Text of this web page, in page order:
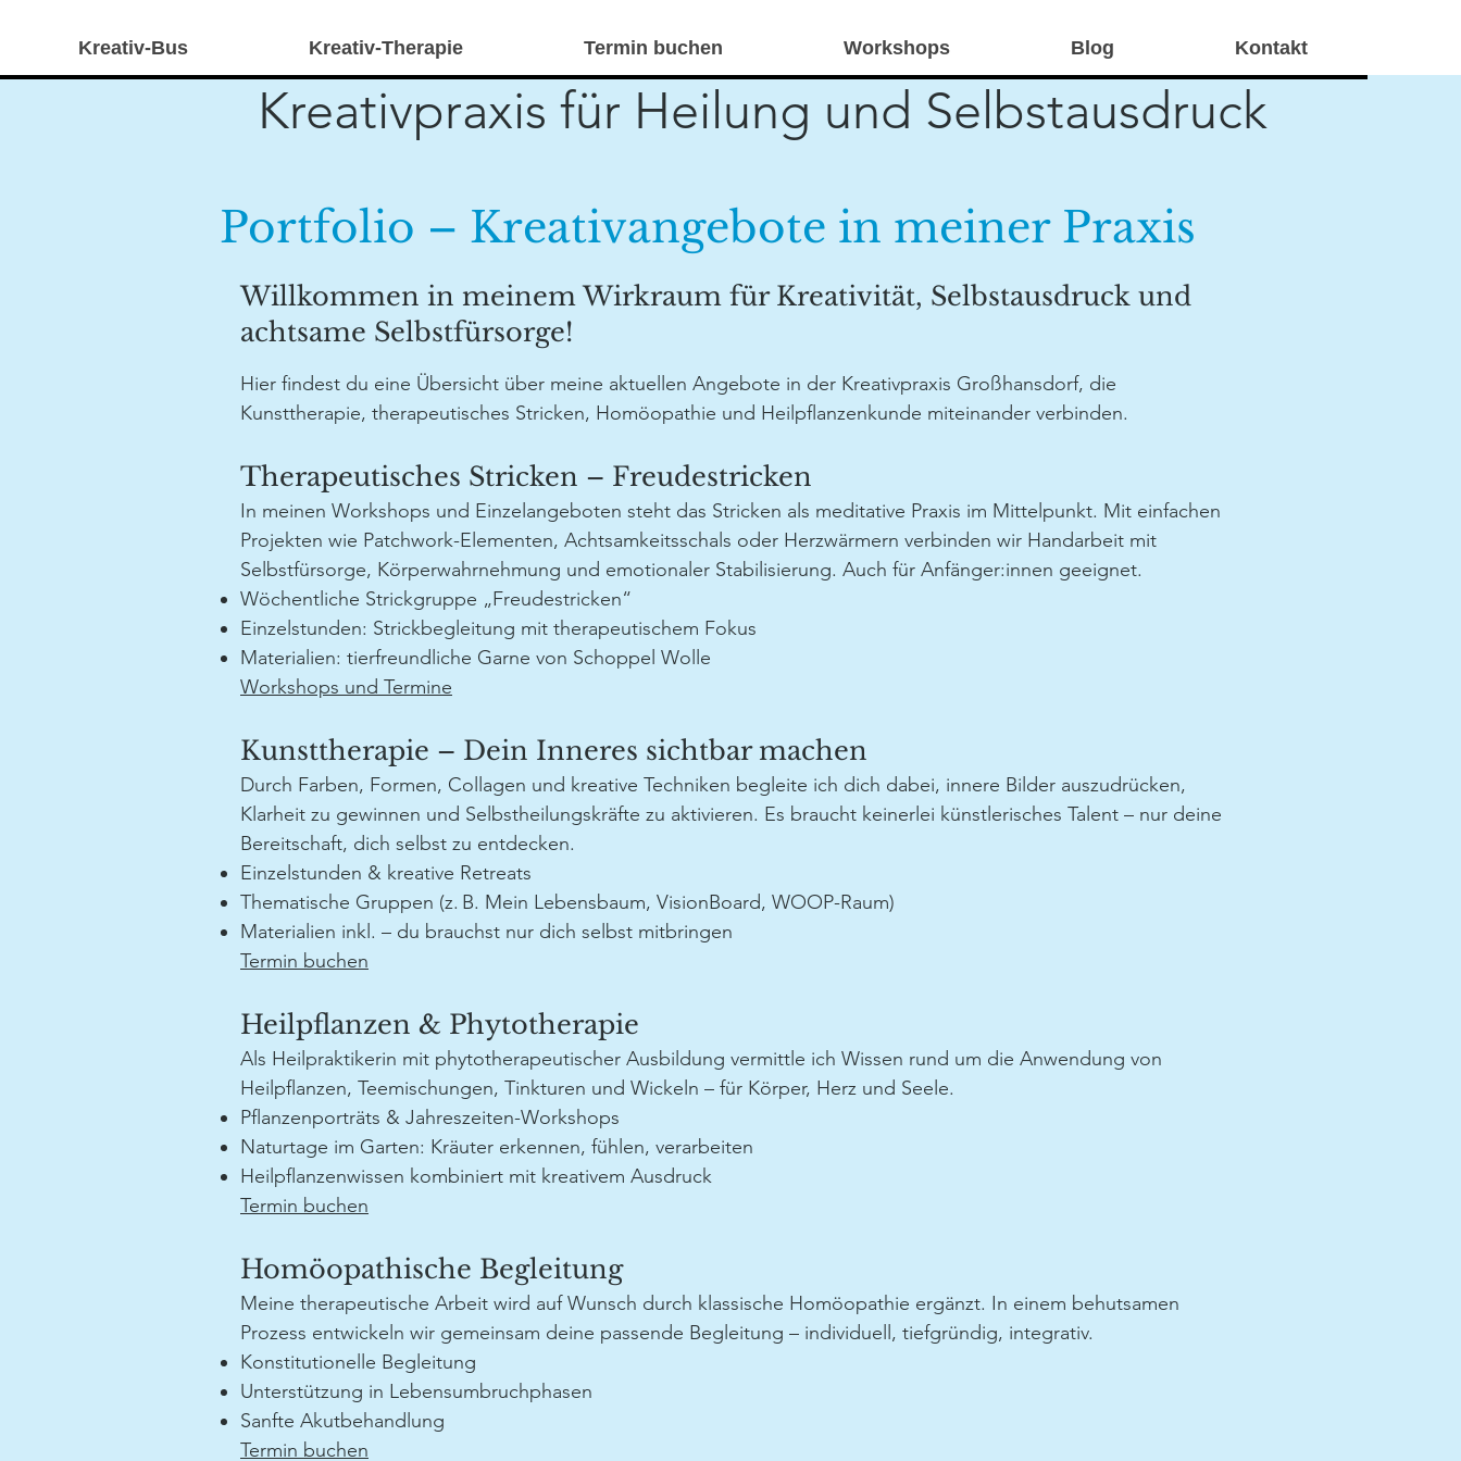
Kreativ-Bus Kreativ-Therapie Termin buchen Workshops Blog Kontakt
Kreativpraxis für Heilung und Selbstausdruck
Portfolio – Kreativangebote in meiner Praxis
Willkommen in meinem Wirkraum für Kreativität, Selbstausdruck und
achtsame Selbstfürsorge!
Hier findest du eine Übersicht über meine aktuellen Angebote in der Kreativpraxis Großhansdorf, die
Kunsttherapie, therapeutisches Stricken, Homöopathie und Heilpflanzenkunde miteinander verbinden.
Therapeutisches Stricken – Freudestricken
In meinen Workshops und Einzelangeboten steht das Stricken als meditative Praxis im Mittelpunkt. Mit einfachen
Projekten wie Patchwork-Elementen, Achtsamkeitsschals oder Herzwärmern verbinden wir Handarbeit mit
Selbstfürsorge, Körperwahrnehmung und emotionaler Stabilisierung. Auch für Anfänger:innen geeignet.
Wöchentliche Strickgruppe „Freudestricken“
Einzelstunden: Strickbegleitung mit therapeutischem Fokus
Materialien: tierfreundliche Garne von Schoppel Wolle
Workshops und Termine
Kunsttherapie – Dein Inneres sichtbar machen
Durch Farben, Formen, Collagen und kreative Techniken begleite ich dich dabei, innere Bilder auszudrücken,
Klarheit zu gewinnen und Selbstheilungskräfte zu aktivieren. Es braucht keinerlei künstlerisches Talent – nur deine
Bereitschaft, dich selbst zu entdecken.
Einzelstunden & kreative Retreats
Thematische Gruppen (z. B. Mein Lebensbaum, VisionBoard, WOOP-Raum)
Materialien inkl. – du brauchst nur dich selbst mitbringen
​Termin buchen
Heilpflanzen & Phytotherapie
Als Heilpraktikerin mit phytotherapeutischer Ausbildung vermittle ich Wissen rund um die Anwendung von
Heilpflanzen, Teemischungen, Tinkturen und Wickeln – für Körper, Herz und Seele.
Pflanzenporträts & Jahreszeiten-Workshops
Naturtage im Garten: Kräuter erkennen, fühlen, verarbeiten
Heilpflanzenwissen kombiniert mit kreativem Ausdruck
​Termin buchen
Homöopathische Begleitung
Meine therapeutische Arbeit wird auf Wunsch durch klassische Homöopathie ergänzt. In einem behutsamen
Prozess entwickeln wir gemeinsam deine passende Begleitung – individuell, tiefgründig, integrativ.
Konstitutionelle Begleitung
Unterstützung in Lebensumbruchphasen
Sanfte Akutbehandlung
​Termin buchen